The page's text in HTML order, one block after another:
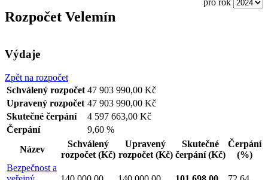
Rozpočet Velemín
Výdaje
Zpět na rozpočet
Schválený rozpočet 47 903 990,00 Kč
Upravený rozpočet 47 903 990,00 Kč
Skutečné čerpání
4 597 663,00 Kč
Čerpání
9,60 %
Název
Schválený
rozpočet (Kč)
Upravený
rozpočet (Kč)
Skutečné
čerpání(Kč)
Čerpání
(%)
Bezpečnost a